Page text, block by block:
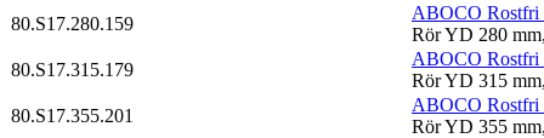
80.S17.280.159
ABOCO Rostfri
Rör YD 280
80.S17.315.179
ABOCO Rostfri
Rör YD 315
80.S17.355.201
ABOCO Rostfri
Rör YD 355